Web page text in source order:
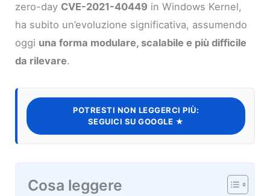
zero-day CVE-2021-40449 in Windows Kernel,
ha subito un’evoluzione significativa, assumendo
oggi una forma modulare, scalabile e più difficile
da rilevare.
POTRESTI NON LEGGERCI PIÙ:
SEGUICI SU GOOGLE ★
Cosa leggere